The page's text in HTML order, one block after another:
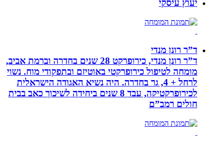
יעוץ עיסקי
ד”ר רונן מנדי
ד”ר רונן מנדי, כירופרקט 28 שנים בחדרה וברמת אביב,
מומחה לטיפול כירופרקטי באוטיזם ובתפקודי מוח. נשוי
לרחל + 4, גר בחדרה. היה נשיא האגודה הישראלית
לכירופרקטיקה, עבד 8 שנים ביחידה לשיכוך כאב בבית
חולים רמב”ם